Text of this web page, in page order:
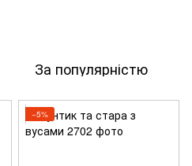
За популярністю
−5%